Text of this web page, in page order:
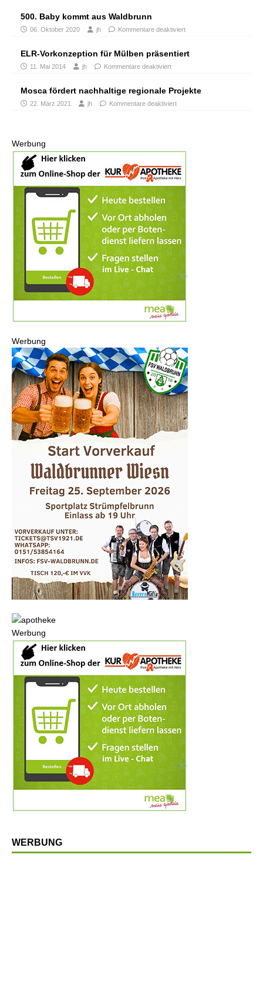
500. Baby kommt aus Waldbrunn
06. Oktober 2020 jh Kommentare deaktiviert
ELR-Vorkonzeption für Mülben präsentiert
11. Mai 2014 jh Kommentare deaktiviert
Mosca fördert nachhaltige regionale Projekte
22. März 2021 jh Kommentare deaktiviert
Werbung
Werbung
Werbung
WERBUNG